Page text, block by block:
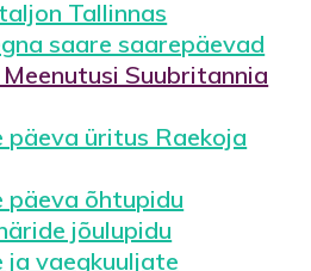
Tallinnas
saare saarepäevad
Suubritannia
üritus Raekoja
päeva õhtupidu
jõulupidu
ja vaegkuuljate